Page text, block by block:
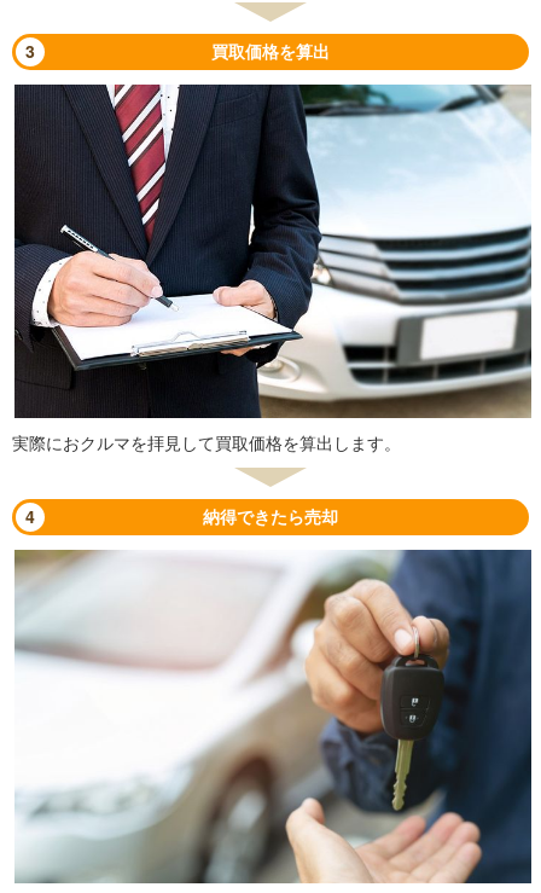
3 買取価格を算出
実際におクルマを拝見して買取価格を算出します。
4 納得できたら売却